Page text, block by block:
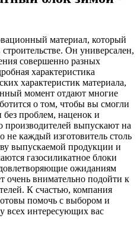
материал, который
Он универсален,
совершенно разных
характеристика
характеристик материала,
момент отдают многие
о том, чтобы вы смогли
без проблем, наценок и
производителей выпускают на
не каждый изготовитель столь
выпускаемой продукции и
газосиликатное блоки
ожиданиям
очень внимательно подойти к
К счастью, компания
помочь с выбором и
всех интересующих вас